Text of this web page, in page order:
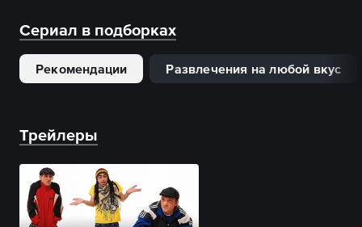
Сериал в подборках
Рекомендации Развлечения на любой вкус
Трейлеры